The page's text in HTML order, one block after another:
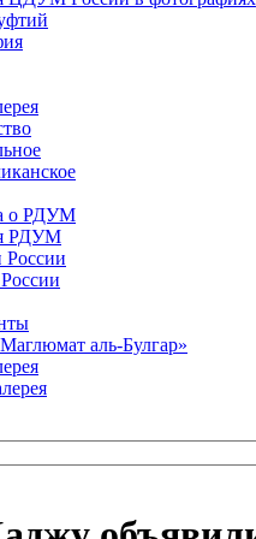
о РДУМ
РДУМ
аль-Булгар»